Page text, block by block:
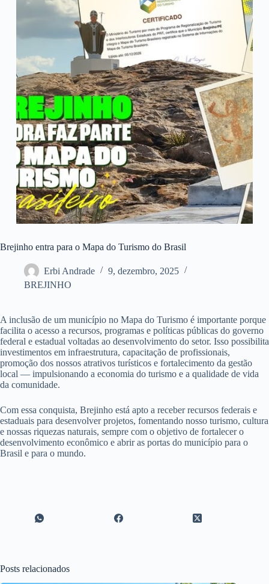
Brejinho entra para o Mapa do Turismo do Brasil
Erbi Andrade
9, dezembro, 2025
BREJINHO
A inclusão de um município no Mapa do Turismo é importante porque
facilita o acesso a recursos, programas e políticas públicas do governo
federal e estadual voltadas ao desenvolvimento do setor. Isso possibilita
investimentos em infraestrutura, capacitação de profissionais,
promoção dos nossos atrativos turísticos e fortalecimento da gestão
local — impulsionando a economia do turismo e a qualidade de vida
da comunidade.
Com essa conquista, Brejinho está apto a receber recursos federais e
estaduais para desenvolver projetos, fomentando nosso turismo, cultura
e nossas riquezas naturais, sempre com o objetivo de fortalecer o
desenvolvimento econômico e abrir as portas do município para o
Brasil e para o mundo.
Posts relacionados